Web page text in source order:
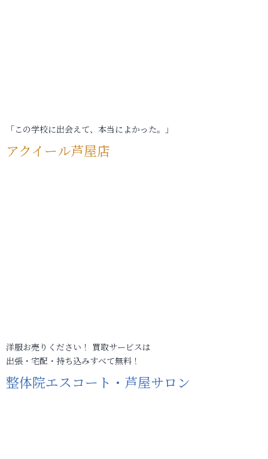
「この学校に出会えて、本当によかった。」
アクイール芦屋店
洋服お売りください！ 買取サービスは
出張・宅配・持ち込みすべて無料！
整体院エスコート・芦屋サロン